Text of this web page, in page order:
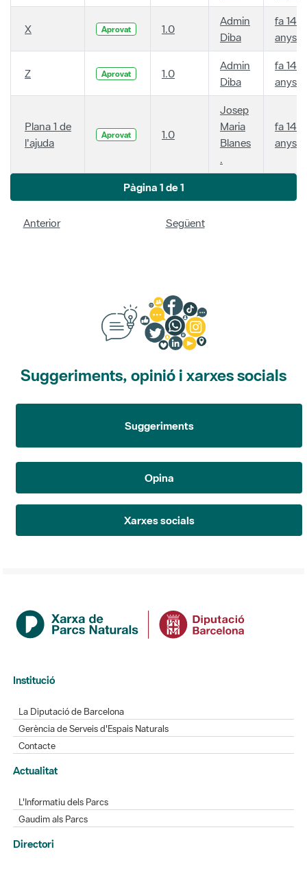
X Aprovat 1.0
Admin
Diba
fa 14
anys
Z Aprovat 1.0
Admin
Diba
fa 14
anys
Plana 1 de
l'ajuda
Aprovat 1.0
Josep
Maria
Blanes
.
fa 14
anys
Pàgina 1 de 1
Anterior Següent
Suggeriments, opinió i xarxes socials
Suggeriments
Opina
Xarxes socials
Institució
La Diputació de Barcelona
Gerència de Serveis d'Espais Naturals
Contacte
Actualitat
L'Informatiu dels Parcs
Gaudim als Parcs
Directori